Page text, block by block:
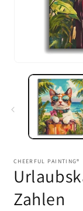
CHEERFUL PAINTING®
Zahlen